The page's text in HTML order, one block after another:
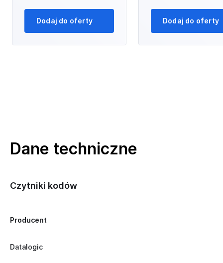
Dodaj do oferty Dodaj do oferty
Dane techniczne
Czytniki kodów
Producent
Datalogic